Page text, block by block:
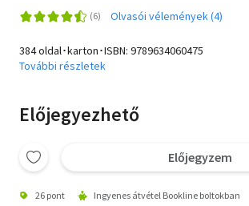
Olvasói vélemények (4)
384 oldal･karton･ISBN: 9789634060475
További részletek
Előjegyezhető
Előjegyzem
26 pont Ingyenes átvétel Bookline boltokban